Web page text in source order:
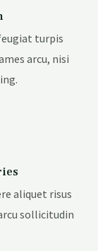
turpis
arcu, nisi
aliquet risus
sollicitudin